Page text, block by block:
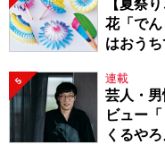
【夏祭
花「で
はおう
5 連載
芸人・
ビュー
くるや